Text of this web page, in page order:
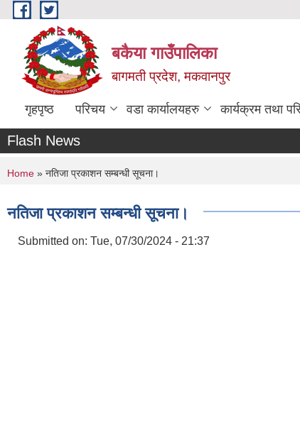
Skip to main content
बकैया गाउँपालिका
बागमती प्रदेश, मकवानपुर
गृहपृष्ठ परिचय वडा कार्यालयहरु कार्यक्रम तथा
Flash News
You are here
Home » नतिजा प्रकाशन सम्बन्धी सूचना।
नतिजा प्रकाशन सम्बन्धी सूचना।
Submitted on: Tue, 07/30/2024 - 21:37